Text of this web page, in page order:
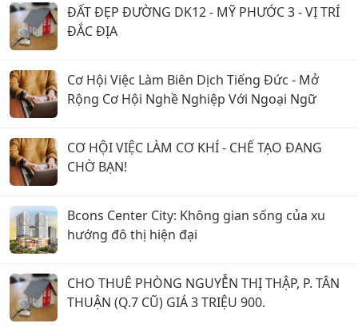
ĐẤT ĐẸP ĐƯỜNG DK12 - MỸ PHƯỚC 3 - VỊ TRÍ
ĐẮC ĐỊA
Cơ Hội Việc Làm Biên Dịch Tiếng Đức - Mở
Rộng Cơ Hội Nghề Nghiệp Với Ngoại Ngữ
CƠ HỘI VIỆC LÀM CƠ KHÍ - CHẾ TẠO ĐANG
CHỜ BẠN!
Bcons Center City: Không gian sống của xu
hướng đô thị hiện đại
CHO THUÊ PHÒNG NGUYỄN THỊ THẬP, P. TÂN
THUẬN (Q.7 CŨ) GIÁ 3 TRIỆU 900.